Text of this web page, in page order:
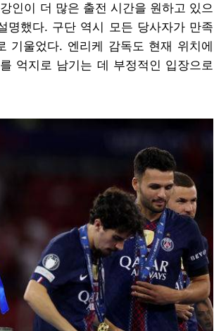
인이 더 많은 출전 시간을 원하고 있으
명했다. 구단 역시 모든 당사자가 만족
기울었다. 엔리케 감독도 현재 위치에
억지로 남기는 데 부정적인 입장으로